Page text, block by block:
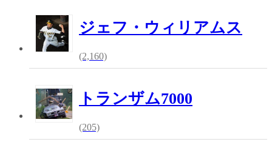
ジェフ・ウィリアムス
(2,160)
トランザム7000
(205)